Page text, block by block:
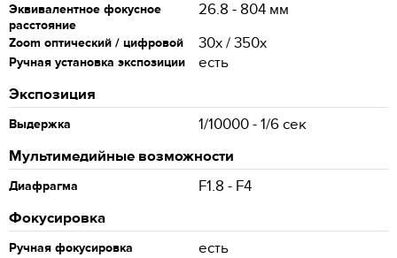
Эквивалентное фокусное
расстояние
26.8 - 804 мм
Zoom оптический / цифровой 30x / 350x
Ручная установка экспозиции
есть
Экспозиция
Выдержка
1/10000 - 1/6 сек
Мультимедийные возможности
Диафрагма
F1.8 - F4
Фокусировка
Ручная фокусировка есть